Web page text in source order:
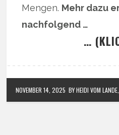
Mengen. Mehr dazu
nachfolgend …
…
NOVEMBER 14, 2025 BY HEIDI VOM